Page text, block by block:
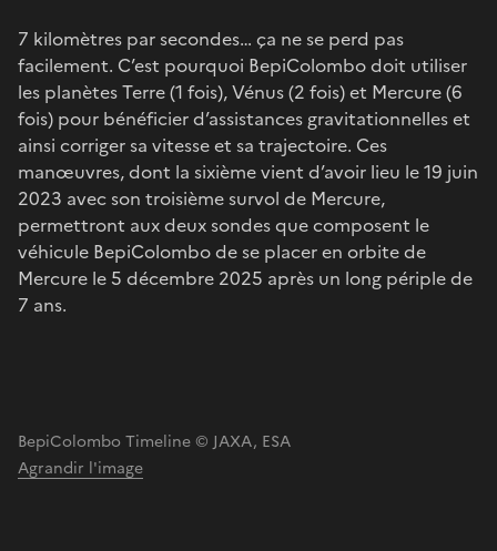
7 kilomètres par secondes… ça ne se perd pas
facilement. C’est pourquoi BepiColombo doit utiliser
les planètes Terre (1 fois), Vénus (2 fois) et Mercure (6
fois) pour bénéficier d’assistances gravitationnelles et
ainsi corriger sa vitesse et sa trajectoire. Ces
manœuvres, dont la sixième vient d’avoir lieu le 19 juin
2023 avec son troisième survol de Mercure,
permettront aux deux sondes que composent le
véhicule BepiColombo de se placer en orbite de
Mercure le 5 décembre 2025 après un long périple de
7 ans.
BepiColombo Timeline © JAXA, ESA
Agrandir l'image